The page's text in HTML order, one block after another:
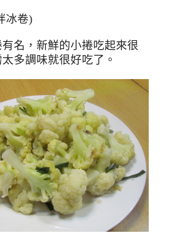
冰卷)
名，新鮮的小捲吃起來很
多調味就很好吃了。